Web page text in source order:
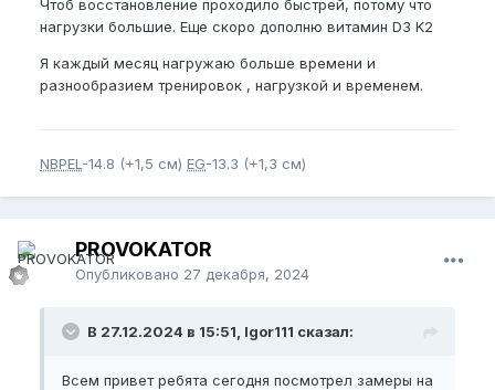
Чтоб восстановление проходило быстрей, потому что
нагрузки большие. Еще скоро дополню витамин D3 K2
Я каждый месяц нагружаю больше времени и
разнообразием тренировок , нагрузкой и временем.
NBPEL -14.8 (+1,5 см) EG-13.3 (+1,3 см)
PROVOKATOR
Опубликовано 27 декабря, 2024
В 27.12.2024 в 15:51, Igor111 сказал:
Всем привет ребята сегодня посмотрел замеры на